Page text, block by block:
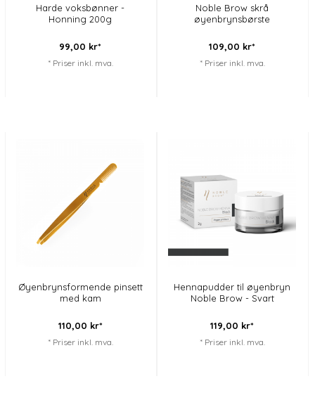
Harde voksbønner -
Honning 200g
99,00 kr*
* Priser inkl. mva.
Noble Brow skrå
øyenbrynsbørste
109,00 kr*
* Priser inkl. mva.
Øyenbrynsformende pinsett
med kam
110,00 kr*
* Priser inkl. mva.
Hennapudder til øyenbryn
Noble Brow - Svart
119,00 kr*
* Priser inkl. mva.